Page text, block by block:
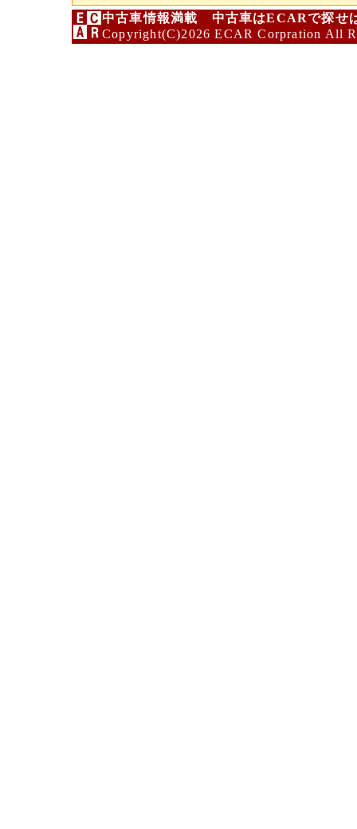
中古車情報満載 中古車はECARで探せ
Copyright(C)2026 ECAR Corpration All